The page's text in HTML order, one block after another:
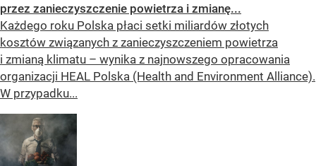
przez zanieczyszczenie powietrza i zmianę...
Każdego roku Polska płaci setki miliardów złotych
kosztów związanych z zanieczyszczeniem powietrza
i zmianą klimatu – wynika z najnowszego opracowania
organizacji HEAL Polska (Health and Environment Alliance).
W przypadku...